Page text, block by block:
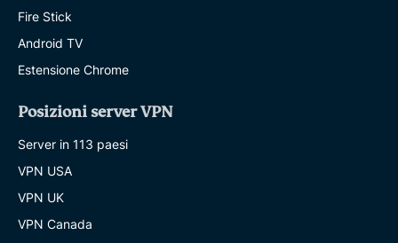
Fire Stick
Android TV
Estensione Chrome
Posizioni server VPN
Server in 113 paesi
VPN USA
VPN UK
VPN Canada